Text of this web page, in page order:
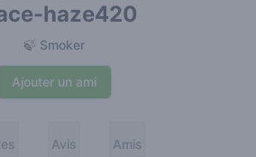
haze420
🍃 Smoker
Ajouter un ami
Avis Amis